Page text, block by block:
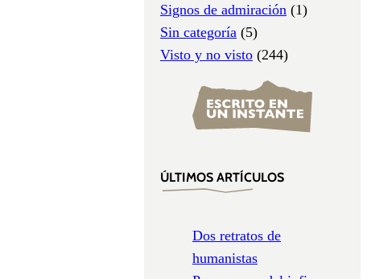
Signos de admiración (1)
Sin categoría (5)
Visto y no visto (244)
ÚLTIMOS ARTÍCULOS
Dos retratos de
humanistas